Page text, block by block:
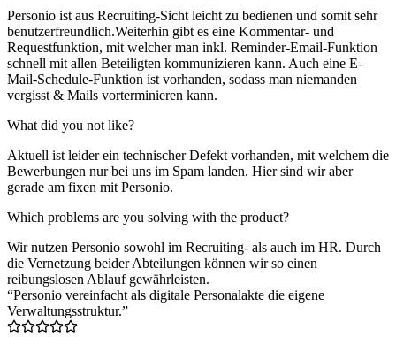
Personio ist aus Recruiting-Sicht leicht zu bedienen und somit sehr
benutzerfreundlich.Weiterhin gibt es eine Kommentar- und
Requestfunktion, mit welcher man inkl. Reminder-Email-Funktion
schnell mit allen Beteiligten kommunizieren kann. Auch eine E-
Mail-Schedule-Funktion ist vorhanden, sodass man niemanden
vergisst & Mails vorterminieren kann.
What did you not like?
Aktuell ist leider ein technischer Defekt vorhanden, mit welchem die
Bewerbungen nur bei uns im Spam landen. Hier sind wir aber
gerade am fixen mit Personio.
Which problems are you solving with the product?
Wir nutzen Personio sowohl im Recruiting- als auch im HR. Durch
die Vernetzung beider Abteilungen können wir so einen
reibungslosen Ablauf gewährleisten.
“Personio vereinfacht als digitale Personalakte die eigene
Verwaltungsstruktur.”